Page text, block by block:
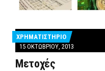
ΧΡΗΜΑΤΙΣΤΗΡΙΟ
15 ΟΚΤΩΒΡΊΟΥ, 2013
Μετοχές